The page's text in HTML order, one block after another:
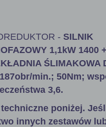
- SILNIK
1,1kW 1400 +
ŚLIMAKOWA
min.; 50Nm;
3,6.
techniczne poniżej.
innych zestawów